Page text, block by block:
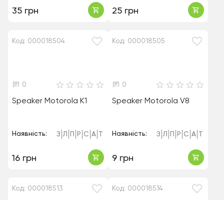
35 грн 25 грн
Код: 000018504
0
Speaker Motorola K1
Наявність: З Л Р С А
16 грн
Код: 000018505
0
Speaker Motorola V8
Наявність: З Л Р С А
9 грн
Код: 000018513 Код: 000018514